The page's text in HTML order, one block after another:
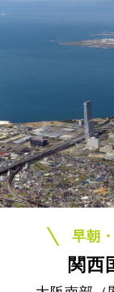
早朝
関西